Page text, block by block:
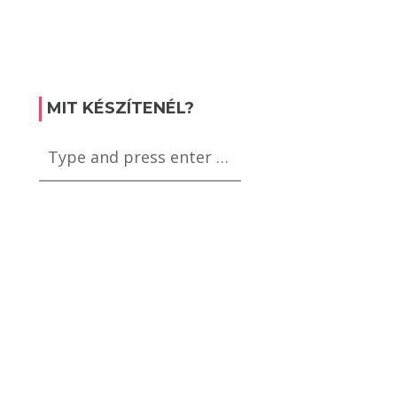
MIT KÉSZÍTENÉL?